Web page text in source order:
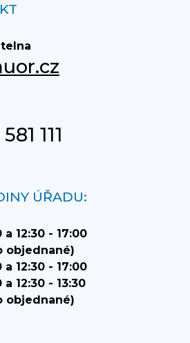
111
ÚŘADU:
a 12:30 - 17:00
objednané)
a 12:30 - 17:00
a 12:30 - 13:30
objednané)